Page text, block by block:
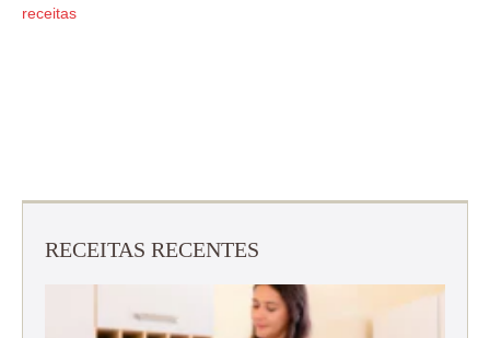
receitas
RECEITAS RECENTES